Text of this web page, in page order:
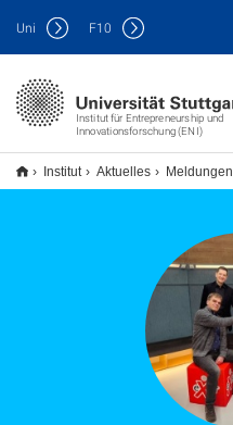
Institut für Entrepreneurship und
Innovationsforschung (ENI)
Uni F10
Institut Aktuelles Meldungen